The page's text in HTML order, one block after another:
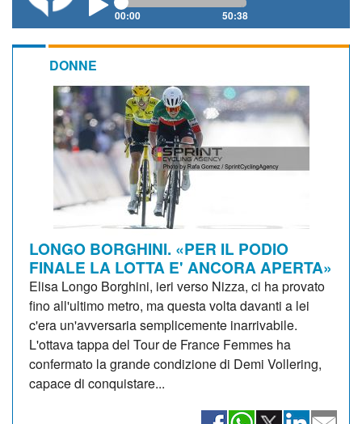
00:00 50:38
DONNE
LONGO BORGHINI. «PER IL PODIO
FINALE LA LOTTA E' ANCORA APERTA»
Elisa Longo Borghini, ieri verso Nizza, ci ha provato
fino all'ultimo metro, ma questa volta davanti a lei
c'era un'avversaria semplicemente inarrivabile.
L'ottava tappa del Tour de France Femmes ha
confermato la grande condizione di Demi Vollering,
capace di conquistare...